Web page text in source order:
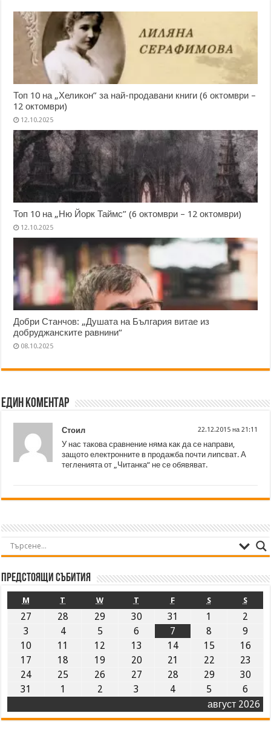
Топ 10 на „Хеликон” за най-продавани книги (6 октомври –
12 октомври)
12.10.2025
Топ 10 на „Ню Йорк Таймс” (6 октомври – 12 октомври)
12.10.2025
Добри Станчов: „Душата на България витае из
добруджанските равнини“
08.10.2025
Един коментар
Стоил 22.12.2015 на 21:11
У нас такова сравнение няма как да се направи,
защото електронните в продажба почти липсват. А
тегленията от „Читанка“ не се обявяват.
Предстоящи събития
август 2026
M T W T F S S
27 28 29 30 31 1
2
3
4 5 6 7 8
9
10
11 12 13 14 15
16
17
18 19 20 21 22
23
24
25 26 27 28 29
30
31
1 2 3 4 5 6